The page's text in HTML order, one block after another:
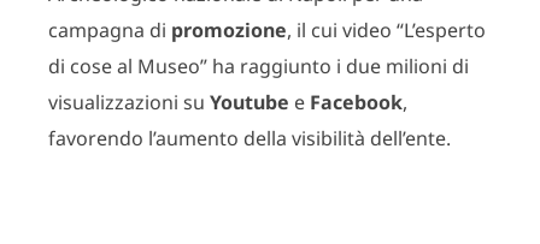
campagna di promozione, il cui video “L’esperto
di cose al Museo” ha raggiunto i due milioni di
visualizzazioni su Youtube e Facebook,
favorendo l’aumento della visibilità dell’ente.